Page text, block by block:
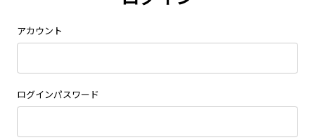
アカウント
ログインパスワード